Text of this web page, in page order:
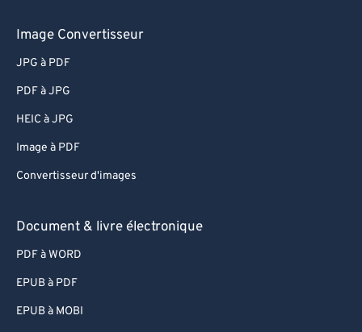
Image Convertisseur
JPG à PDF
PDF à JPG
HEIC à JPG
Image à PDF
Convertisseur d'images
Document & livre électronique
PDF à WORD
EPUB à PDF
EPUB à MOBI